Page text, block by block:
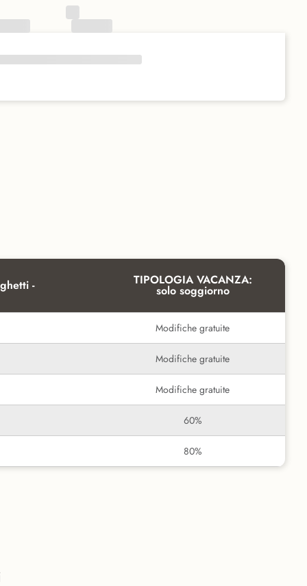
- TIPOLOGIA VACANZA:
solo soggiorno
Modifiche gratuite
Modifiche gratuite
Modifiche gratuite
60%
80%